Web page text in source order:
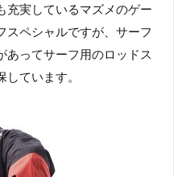
充実しているマズメのゲー
スペシャルですが、サーフ
あってサーフ用のロッドス
ています。